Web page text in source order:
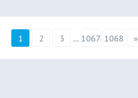
1 2 3 ... 1067 1068 »